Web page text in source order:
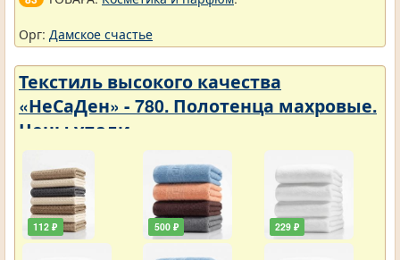
Орг: Дамское счастье
Текстиль высокого качества
«НеСаДен» - 780. Полотенца махровые.
Цены упали
112 ₽ 500 ₽ 229 ₽